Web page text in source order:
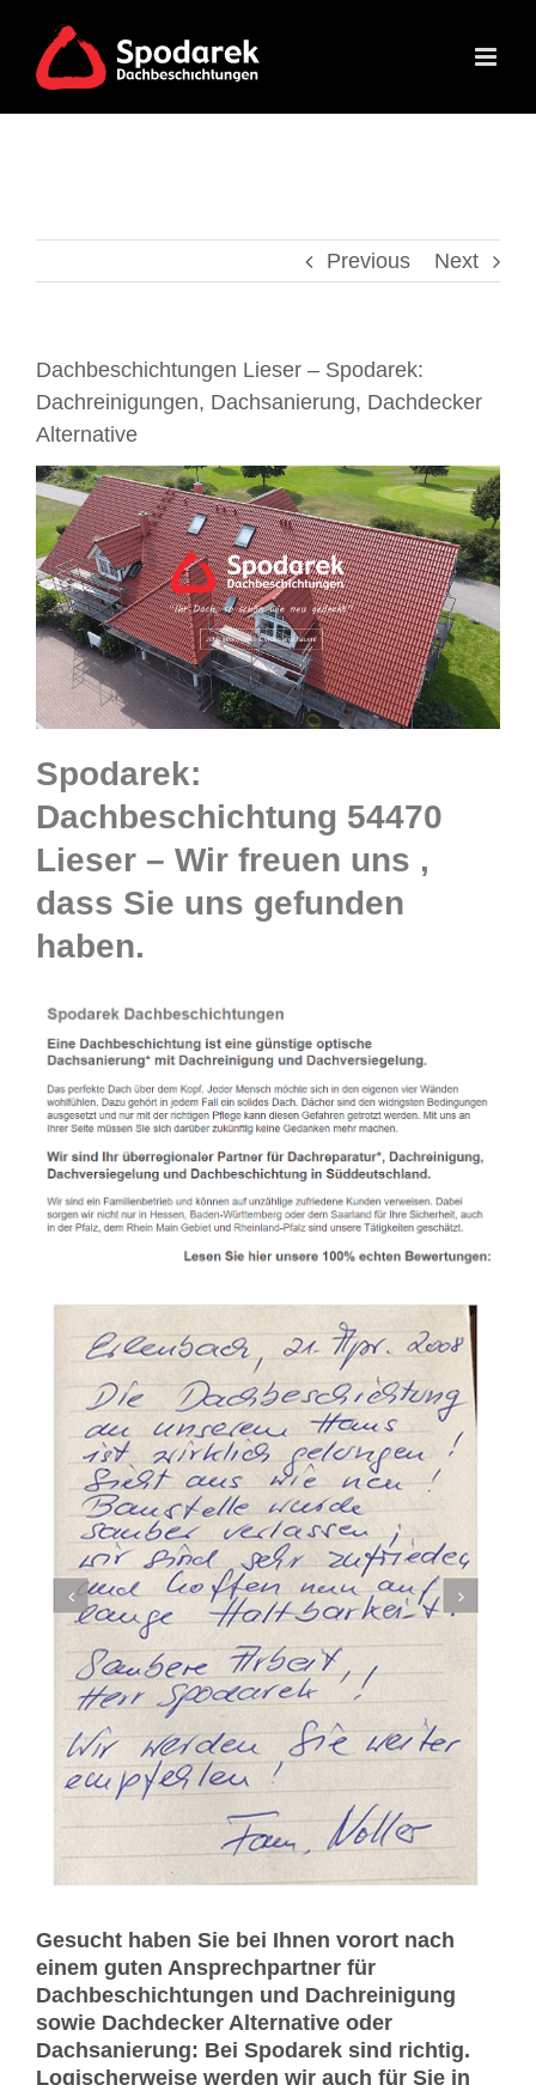
content
Previous Next
Dachbeschichtungen Lieser – Spodarek:
Dachreinigungen, Dachsanierung, Dachdecker
Alternative
Spodarek:
Dachbeschichtung 54470
Lieser – Wir freuen uns ,
dass Sie uns gefunden
haben.
Gesucht haben Sie bei Ihnen vorort nach
einem guten Ansprechpartner für
Dachbeschichtungen und Dachreinigung
sowie Dachdecker Alternative oder
Dachsanierung: Bei Spodarek sind richtig.
Logischerweise werden wir auch für Sie in